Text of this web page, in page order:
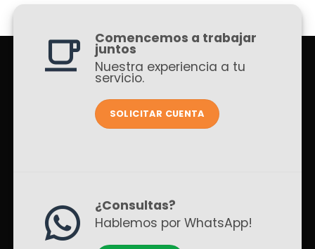
Comencemos a trabajar
juntos
Nuestra experiencia a tu
servicio.
SOLICITAR CUENTA
¿Consultas?
Hablemos por WhatsApp!